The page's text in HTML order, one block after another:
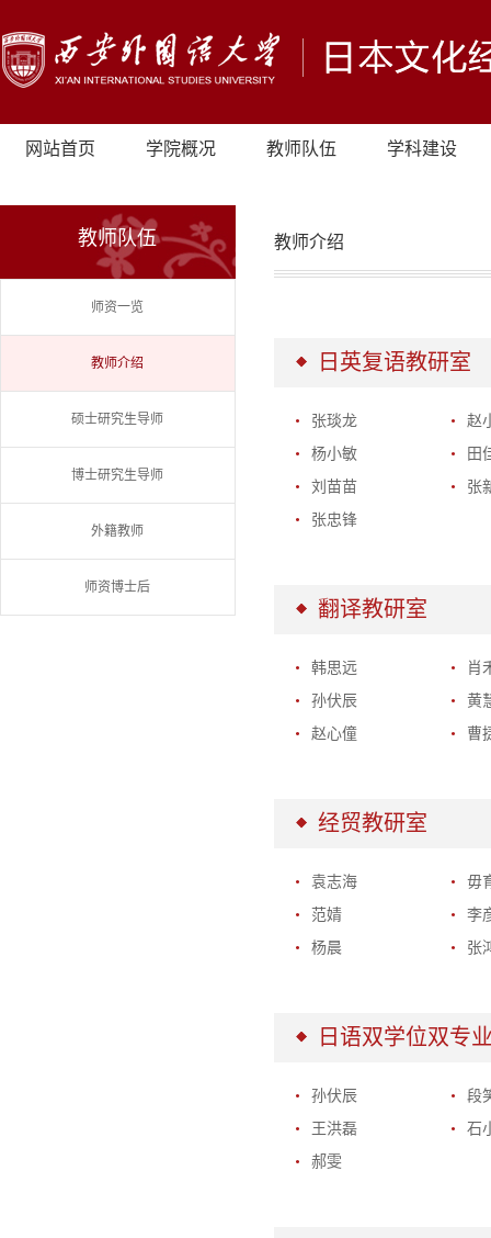
网站首页 学院概况 教师队伍 学科建设
教师队伍
师资一览
教师介绍
硕士研究生导师
博士研究生导师
外籍教师
师资博士后
教师介绍
日英复语教研室
张琰龙
赵
杨小敏
田
刘苗苗
张
张忠锋
翻译教研室
韩思远
肖
孙伏辰
黄
赵心僮
曹
经贸教研室
袁志海
毋
范婧
李
杨晨
张
日语双学位双专
孙伏辰
段
王洪磊
石
郝雯